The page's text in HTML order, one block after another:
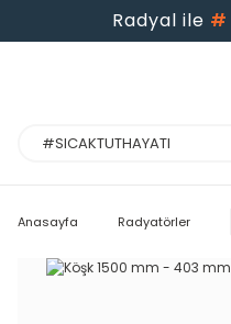
Radyal ile #
Anasayfa Radyatörler